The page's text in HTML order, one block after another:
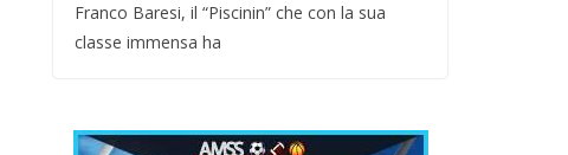
Franco Baresi, il “Piscinin” che con la sua
classe immensa ha